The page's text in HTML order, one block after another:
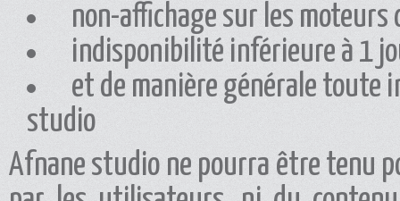
non-affichage sur les moteurs
indisponibilité inférieure à 1
et de manière générale toute
studio
Afnane studio ne pourra être tenu